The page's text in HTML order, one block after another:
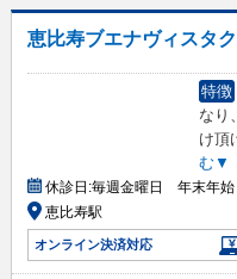
恵比寿ブエナヴィスタ
特徴
なり
け頂
む▼
休診日:毎週金曜日 年末年
恵比寿駅
オンライン決済対応